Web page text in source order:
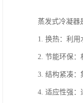
蒸发式冷凝器
1. 换热：利用
2. 节能环保：
3. 结构紧凑：
4. 适应性强：